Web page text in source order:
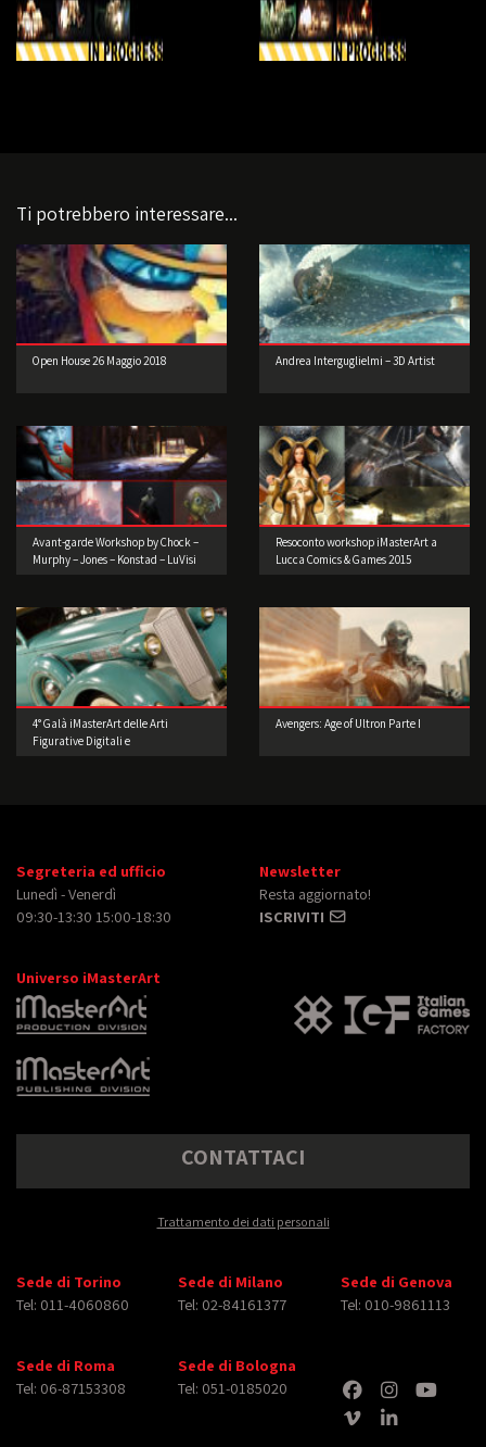
Ti potrebbero interessare...
Open House 26 Maggio 2018 Andrea Interguglielmi – 3D Artist
Avant-garde Workshop by Chock –
Murphy – Jones – Konstad – LuVisi
Resoconto workshop iMasterArt a
Lucca Comics & Games 2015
4° Galà iMasterArt delle Arti
Figurative Digitali e
Avengers: Age of Ultron Parte I
Segreteria ed ufficio
Lunedì - Venerdì
09:30-13:30 15:00-18:30
Newsletter
Resta aggiornato!
ISCRIVITI
Universo iMasterArt
CONTATTACI
Trattamento dei dati personali
Sede di Torino
Tel: 011-4060860
Sede di Milano
Tel: 02-84161377
Sede di Genova
Tel: 010-9861113
Sede di Roma
Tel: 06-87153308
Sede di Bologna
Tel: 051-0185020